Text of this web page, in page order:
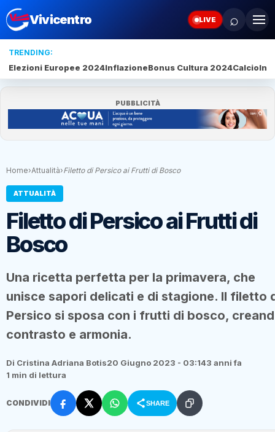
Vivicentro LIVE ⌕
TRENDING:
Elezioni Europee 2024InflazioneBonus Cultura 2024Calcio
PUBBLICITÀ
Home›Attualità›Filetto di Persico ai Frutti di Bosco
ATTUALITÀ
Filetto di Persico ai Frutti di
Bosco
Una ricetta perfetta per la primavera, che
unisce sapori delicati e di stagione. Il filetto
Persico si sposa con i frutti di bosco,
contrasto e armonia.
Di Cristina Adriana Botis20 Giugno 2023 - 03:143 anni fa
1 min di lettura
CONDIVIDI SHARE